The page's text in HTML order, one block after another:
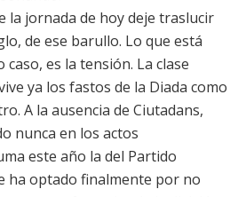
la jornada de hoy deje traslucir
de ese barullo. Lo que está
es la tensión. La clase
ya los fastos de la Diada como
A la ausencia de Ciutadans,
nunca en los actos
este año la del Partido
ha optado finalmente por no